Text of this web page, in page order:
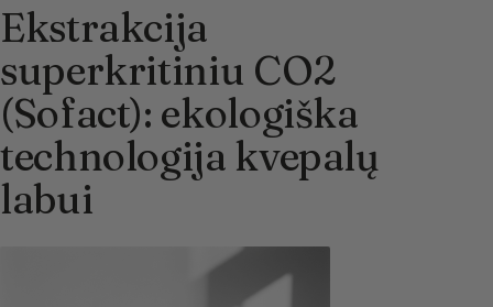
Ekstrakcija
superkritiniu CO2
(Sofact): ekologiška
technologija kvepalų
labui